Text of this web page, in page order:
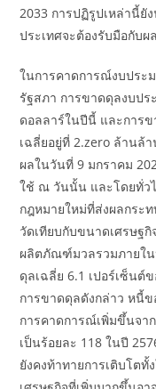
2033 การปฏิรูปเหล่านี้ยั
ประเทศจะต้องรับมือกับ
ในการคาดการณ์งบปร
รัฐสภา การขาดดุลงบป
ดอลลาร์ในปีนี้ และการ
เฉลี่ยอยู่ที่ 2.zero ล้านล้
ผลในวันที่ 9 มกราคม
ใช้ ณ วันนั้น และโดยทั่ว
กฎหมายใหม่ที่ส่งผลกระ
วัดเทียบกับขนาดเศรษฐ
ผลิตภัณฑ์มวลรวมภายใน
ดุลเฉลี่ย 6.1 เปอร์เซ็นต์
การขาดดุลดังกล่าว หนี้ข
การคาดการณ์เพิ่มขึ้นจา
เป็นร้อยละ 118 ในปี
ยังคงท้าทายการเติบโต